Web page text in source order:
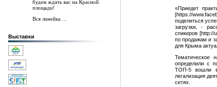
будем ждать вас на Красной
площади!
Вся линейка ...
Выставки
«Приедет
[https://
поделиться
загрузки, -
спикеров [http://
по продажам и
для Крыма
Тематическое
определили с
ТОП-5 вошли
легализация
сетях.